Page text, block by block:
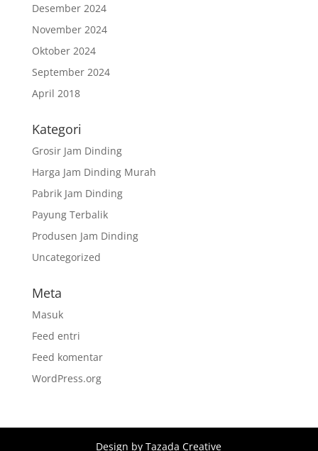
Desember 2024
November 2024
Oktober 2024
September 2024
April 2018
Kategori
Grosir Jam Dinding
Harga Jam Dinding Murah
Pabrik Jam Dinding
Payung Terbalik
Produsen Jam Dinding
Uncategorized
Meta
Masuk
Feed entri
Feed komentar
WordPress.org
Design by Tazada Creative